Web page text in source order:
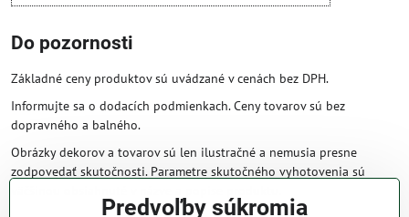
Do pozornosti
Základné ceny produktov sú uvádzané v cenách bez DPH.
Informujte sa o dodacích podmienkach. Ceny tovarov sú bez
dopravného a balného.
Obrázky dekorov a tovarov sú len ilustračné a nemusia presne
zodpovedať skutočnosti. Parametre skutočného vyhotovenia sú
Predvoľby súkromia